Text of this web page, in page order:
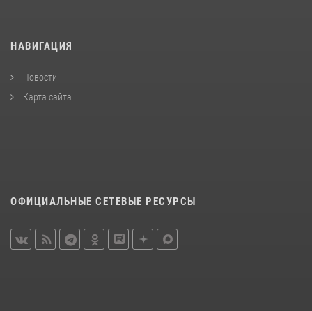
НАВИГАЦИЯ
Новости
Карта сайта
ОФИЦИАЛЬНЫЕ СЕТЕВЫЕ РЕСУРСЫ